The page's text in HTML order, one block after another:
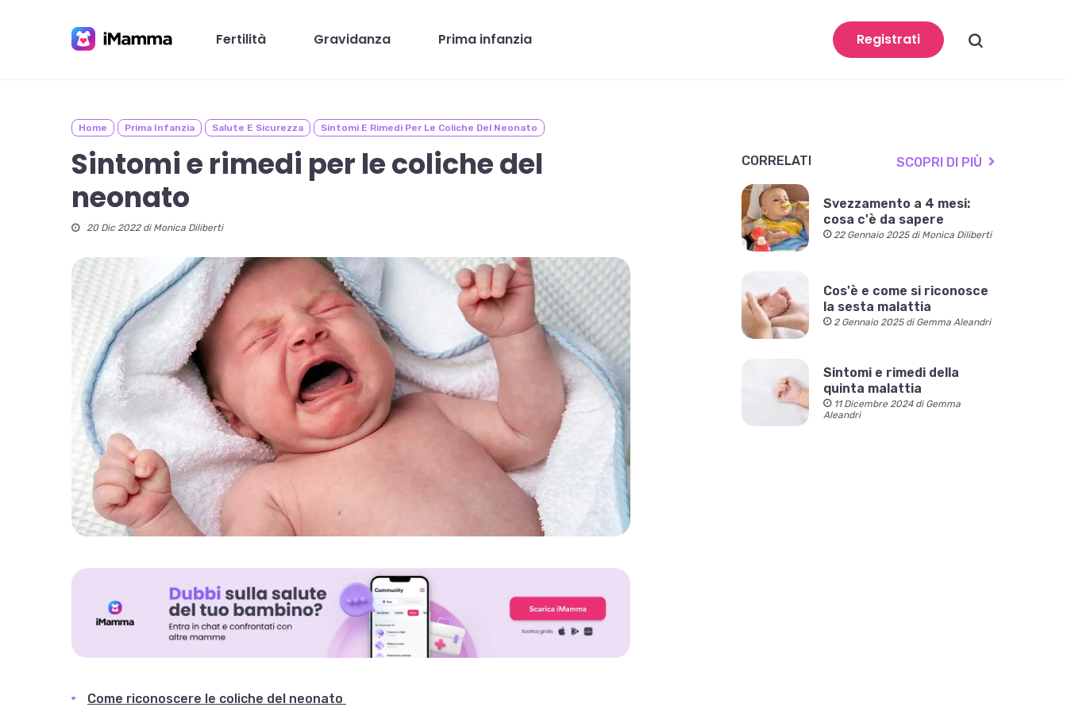
Premi invio per cercare o ESC per chiudere
Fertilità Gravidanza Prima infanzia Registrati search
Home Prima Infanzia Salute E Sicurezza Sintomi E Rimedi Per Le Coliche Del Neonato
Sintomi e rimedi per le coliche del
neonato
20 Dic 2022 di Monica Diliberti
Come riconoscere le coliche del neonato
CORRELATI SCOPRI DI PIÙ
Svezzamento a 4 mesi:
cosa c'è da sapere
22 Gennaio 2025 di Monica Diliberti
Cos'è e come si riconosce
la sesta malattia
2 Gennaio 2025 di Gemma Aleandri
Sintomi e rimedi della
quinta malattia
11 Dicembre 2024 di Gemma
Aleandri